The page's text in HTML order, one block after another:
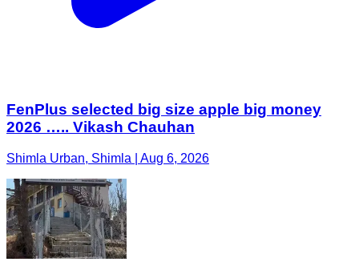
FenPlus selected big size apple big money
2026 ….. Vikash Chauhan
Shimla Urban, Shimla | Aug 6, 2026